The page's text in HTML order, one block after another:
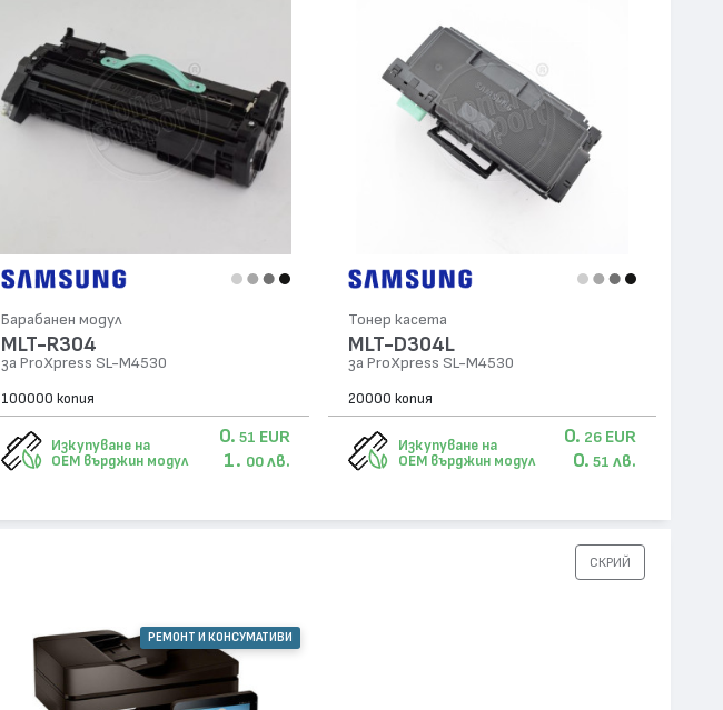
Барабанен модул
MLT-R304
за ProXpress SL-M4530
100000 копия
Изкупуване на
OEM върджин модул
0. 51 EUR
1. 00 лв.
Тонер касета
MLT-D304L
за ProXpress SL-M4530
20000 копия
Изкупуване на
OEM върджин модул
0. 26 EUR
0. 51 лв.
СКРИЙ
РЕМОНТ И КОНСУМАТИВИ